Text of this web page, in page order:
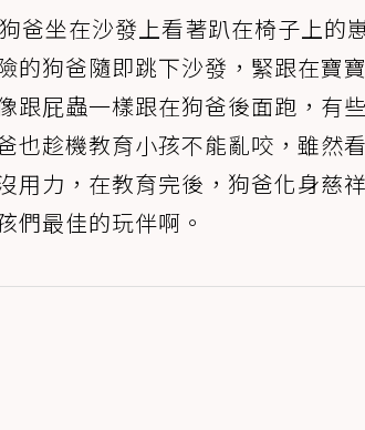
爸坐在沙發上看著趴在椅子上的
的狗爸隨即跳下沙發，緊跟在寶
跟屁蟲一樣跟在狗爸後面跑，有
也趁機教育小孩不能亂咬，雖然
用力，在教育完後，狗爸化身慈
們最佳的玩伴啊。